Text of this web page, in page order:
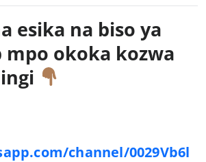
esika na biso ya
mpo okoka kozwa
channel/0029Vb6l